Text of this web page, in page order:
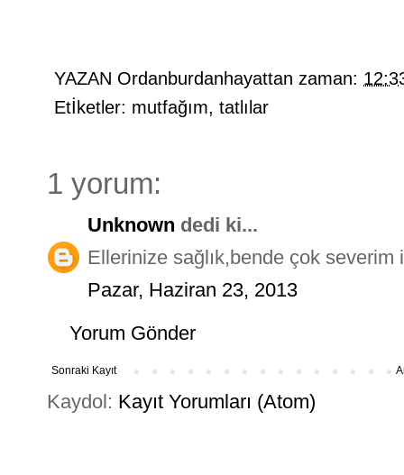
YAZAN Ordanburdanhayattan zaman:
Etİketler: mutfağım, tatlılar
1 yorum:
Unknown dedi ki...
Ellerinize sağlık,bende çok severim
Pazar, Haziran 23, 2013
Yorum Gönder
Sonraki Kayıt
Kaydol: Kayıt Yorumları (Atom)